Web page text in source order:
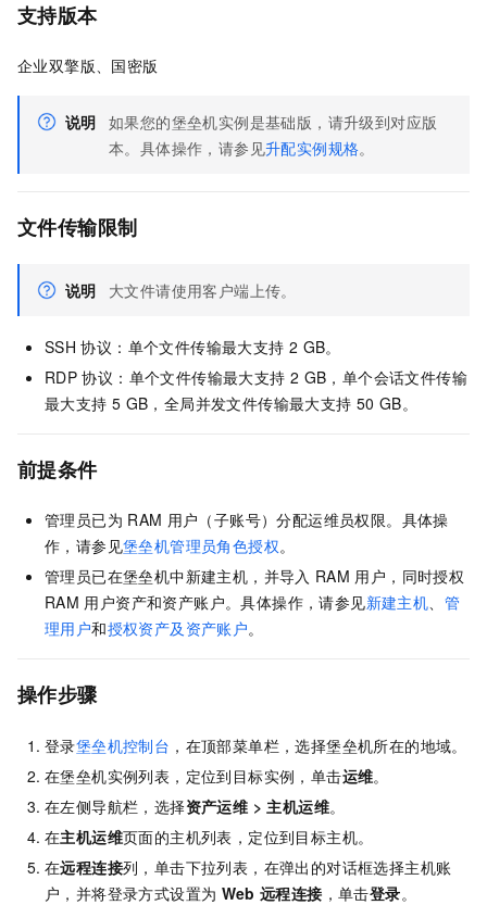
支持版本
企业双擎版、国密版
说明 如果您的堡垒机实例是基础版，请升级到对应版
本。具体操作，请参见升配实例规格。
文件传输限制
说明 大文件请使用客户端上传。
SSH 协议：单个文件传输最大支持 2 GB。
RDP 协议：单个文件传输最大支持 2 GB，单个会话文件传输
最大支持 5 GB，全局并发文件传输最大支持 50 GB。
前提条件
管理员已为 RAM 用户（子账号）分配运维员权限。具体操
作，请参见堡垒机管理员角色授权。
管理员已在堡垒机中新建主机，并导入 RAM 用户，同时授权
RAM 用户资产和资产账户。具体操作，请参见新建主机、 管
理用户和授权资产及资产账户。
操作步骤
登录堡垒机控制台 ，在顶部菜单栏，选择堡垒机所在的地域。
在堡垒机实例列表，定位到目标实例，单击运维。
在左侧导航栏，选择资产运维 > 主机运维。
在主机运维页面的主机列表，定位到目标主机。
在远程连接列，单击下拉列表，在弹出的对话框选择主机账
户，并将登录方式设置为 Web 远程连接 ，单击登录。